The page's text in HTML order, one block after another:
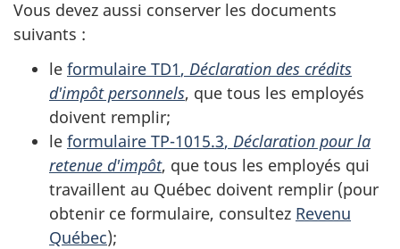
Vous devez aussi conserver les documents
suivants :
le formulaire TD1, Déclaration des crédits
d'impôt personnels, que tous les employés
doivent remplir;
le formulaire TP-1015.3, Déclaration pour la
retenue d'impôt, que tous les employés qui
travaillent au Québec doivent remplir (pour
obtenir ce formulaire, consultez Revenu
Québec);